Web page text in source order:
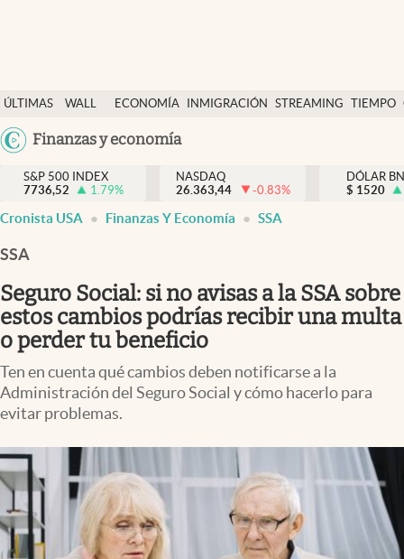
ÚLTIMAS
NOTICIAS
WALL
DÓLAR
ECONOMÍA INMIGRACIÓN STREAMING TIEMPO
México
Finanzas y economía
Finanzas y economía
Wall Street y dólar
Inmigración
Espiritual
Streaming
PC y mobile
Lifestyle
USA
S&P 500 INDEX
7736,52
1.79%
NASDAQ
26.363,44
-0.83%
DÓLAR
$ 1520
Cronista USA Finanzas Y Economía SSA
SSA
Seguro Social: si no avisas a la SSA sobre
estos cambios podrías recibir una multa
o perder tu beneficio
Ten en cuenta qué cambios deben notificarse a la
Administración del Seguro Social y cómo hacerlo para
evitar problemas.